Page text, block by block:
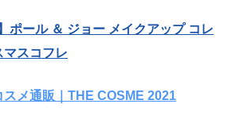
ポール ＆ ジョー メイクアップ コレ
マスコフレ
スメ通販｜THE COSME 2021